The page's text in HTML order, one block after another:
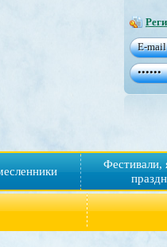
Фестивали,